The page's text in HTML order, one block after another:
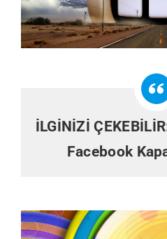
İLGİNİZİ
Facebook